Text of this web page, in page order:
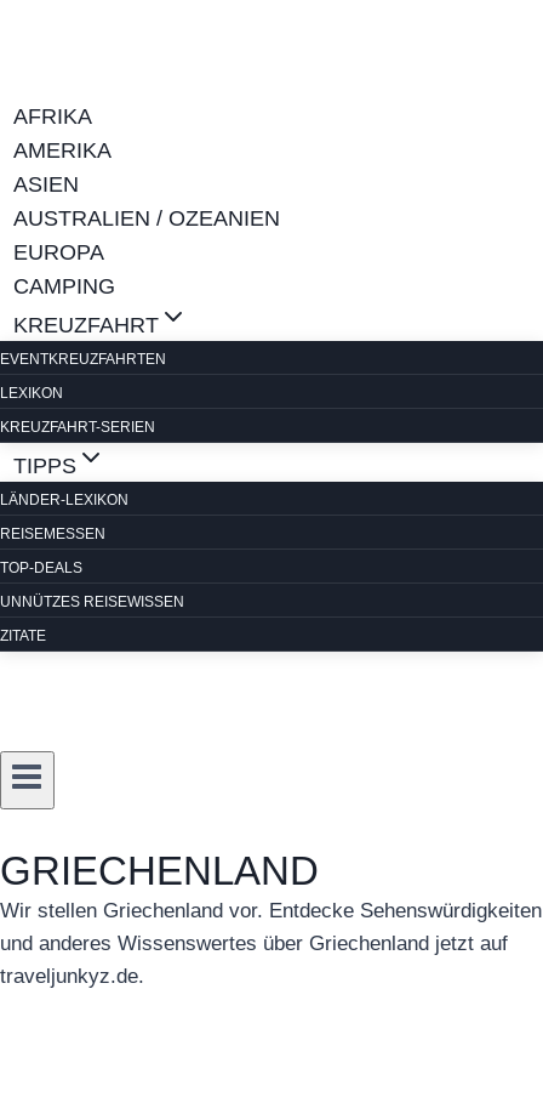
AFRIKA
AMERIKA
ASIEN
AUSTRALIEN / OZEANIEN
EUROPA
CAMPING
KREUZFAHRT
EVENTKREUZFAHRTEN
LEXIKON
KREUZFAHRT-SERIEN
TIPPS
LÄNDER-LEXIKON
REISEMESSEN
TOP-DEALS
UNNÜTZES REISEWISSEN
ZITATE
GRIECHENLAND
Wir stellen Griechenland vor. Entdecke Sehenswürdigkeiten
und anderes Wissenswertes über Griechenland jetzt auf
traveljunkyz.de.